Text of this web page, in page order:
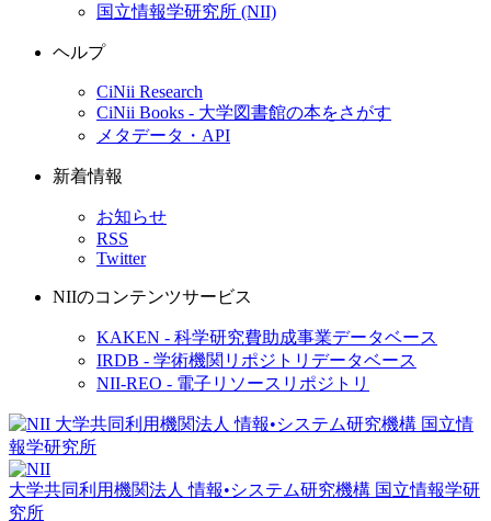
国立情報学研究所 (NII)
ヘルプ
CiNii Research
CiNii Books - 大学図書館の本をさがす
メタデータ・API
新着情報
お知らせ
RSS
Twitter
NIIのコンテンツサービス
KAKEN - 科学研究費助成事業データベース
IRDB - 学術機関リポジトリデータベース
NII-REO - 電子リソースリポジトリ
大学共同利用機関法人 情報•システム研究機構 国立情報学研
究所